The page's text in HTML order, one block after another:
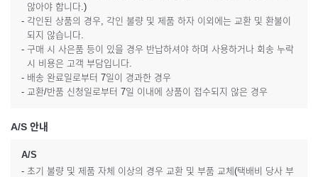
않아야 합니다.)
- 각인된 상품의 경우, 각인 불량 및 제품 하자 이외에는 교환 및 환불이
되지 않습니다.
- 구매 시 사은품 등이 있을 경우 반납하셔야 하며 사용하거나 회송 누락
시 비용은 고객 부담입니다.
- 배송 완료일로부터 7일이 경과한 경우
- 교환/반품 신청일로부터 7일 이내에 상품이 접수되지 않은 경우
A/S 안내
A/S
- 초기 불량 및 제품 자체 이상의 경우 교환 및 부품 교체(택배비 당사 부